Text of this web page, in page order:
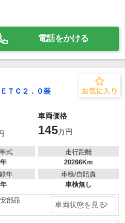
電話をかける
ＴＣ２．０装
車両価格
145万円
式
走行距離
20266Km
年
車検/自賠責
車検無し
部品
車両状態を見る